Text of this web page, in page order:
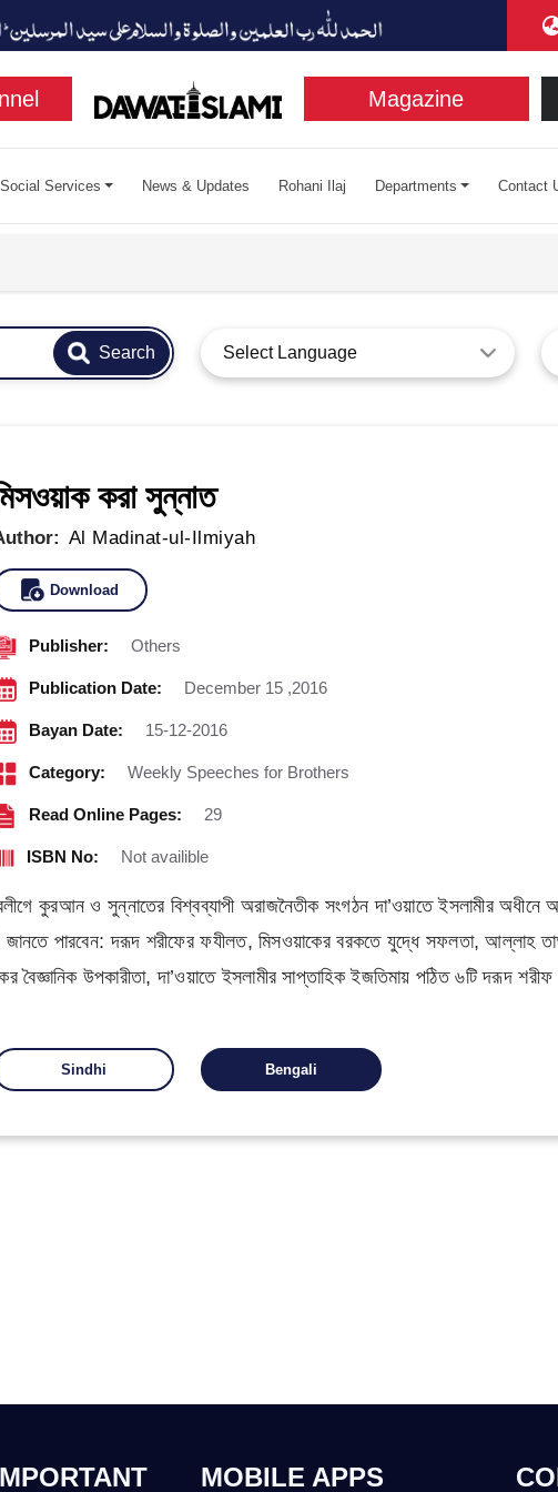
Magazine
Social Services News & Updates Rohani Ilaj Departments Contact
Search Select Language
করা সুন্নাত
Al Madinat-ul-Ilmiyah
Download
Publisher: Others
Publication Date: December 15 ,2016
Bayan Date: 15-12-2016
Category: Weekly Speeches for Brothers
Read Online Pages: 29
ISBN No: Not availible
কুরআন ও সুন্নাতের বিশ্বব্যাপী অরাজনৈতীক সংগঠন দা’ওয়াতে ইসলামীর অধীনে
পারবেন: দরূদ শরীফের ফযীলত, মিসওয়াকের বরকতে যুদ্ধে সফলতা, আল্লাহ
উপকারীতা, দা’ওয়াতে ইসলামীর সাপ্তাহিক ইজতিমায় পঠিত ৬টি দরূদ
Sindhi Bengali
MOBILE APPS